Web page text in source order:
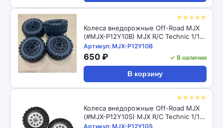
☆☆☆☆☆
Колеса внедорожные Off-Road MJX
(#MJX-P12Y10B) MJX R/C Technic 1/12
2in
Артикул: MJX-P12Y10B
650 ₽ ✓ В наличии
В корзину
☆☆☆☆☆
Колеса внедорожные Off-Road MJX
(#MJX-P12Y10S) MJX R/C Technic 1/12
2in
Артикул: MJX-P12Y10S